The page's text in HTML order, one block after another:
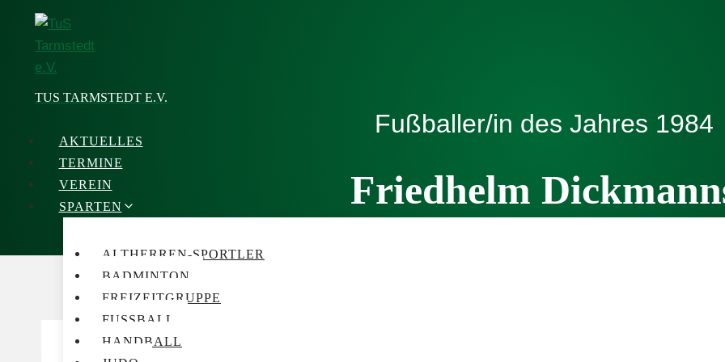
springen
TUS TARMSTEDT E.V.
AKTUELLES
TERMINE
VEREIN
SPARTEN
ALTHERREN-SPORTLER
BADMINTON
FREIZEITGRUPPE
FUSSBALL
HANDBALL
Fußballer/in des Jahres 1984
Friedhelm